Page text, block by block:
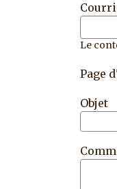
Le
Page
Objet